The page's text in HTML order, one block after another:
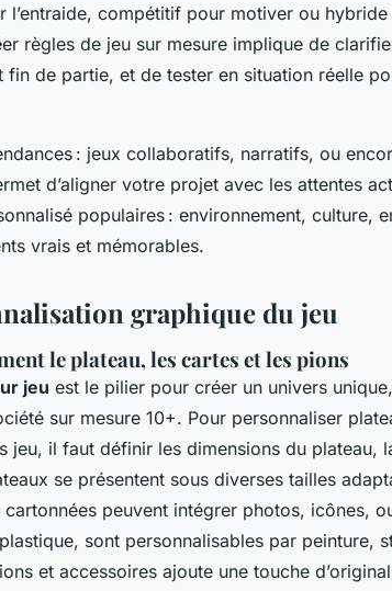
compétitif pour motiver ou hybride
règles de jeu sur mesure implique de
fin de partie, et de tester en situation réelle
: jeux collaboratifs, narratifs, ou
d’aligner votre projet avec les attentes
populaires : environnement, culture,
vrais et mémorables.
graphique du jeu
le plateau, les cartes et les pions
jeu est le pilier pour créer un univers unique,
sur mesure 10+. Pour personnaliser
jeu, il faut définir les dimensions du plateau,
se présentent sous diverses tailles
peuvent intégrer photos, icônes,
sont personnalisables par peinture,
et accessoires ajoute une touche